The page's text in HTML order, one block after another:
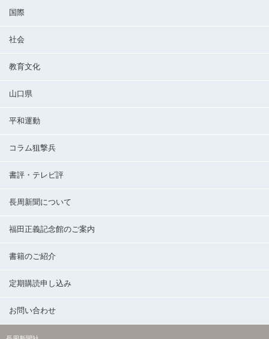
国際
社会
教育文化
山口県
平和運動
コラム狙撃兵
書評・テレビ評
長周新聞について
福田正義記念館のご案内
書籍のご紹介
定期購読申し込み
お問い合わせ